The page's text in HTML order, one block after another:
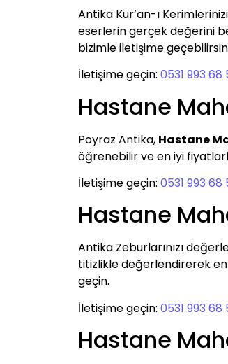
Antika Kur’an-ı
eserlerin gerçek değerini
bizimle iletişime
İletişime geçin: 0531 993 68
Hastane
Poyraz Antika, Hastane
öğrenebilir ve en iyi
İletişime geçin: 0531 993 68
Hastane
Antika Zeburlarınızı
titizlikle değerlendirerek en
geçin.
İletişime geçin: 0531 993 68
Hastane